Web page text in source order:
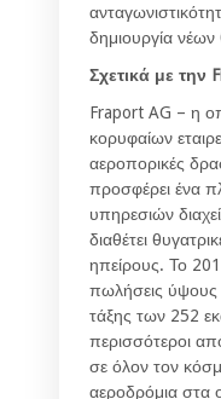
δημιουργία
Σχετικά με την
Fraport AG – η
κορυφαίων
αεροπορικές
προσφέρει ένα
υπηρεσιών
διαθέτει
ηπείρους. Το
πωλήσεις ύψους
τάξης των 252
περισσότεροι
σε όλον τον
αεροδρόμια στα